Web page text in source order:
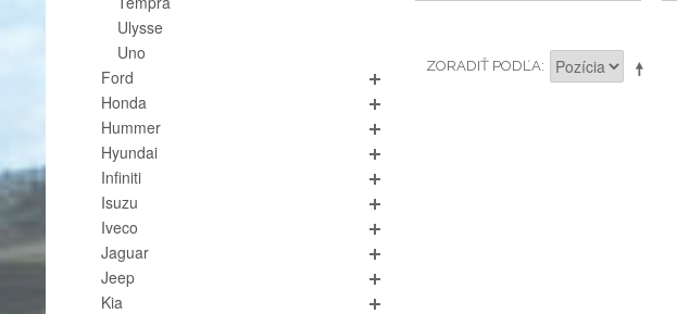
ZORADIŤ PODĽA
Ulysse
Uno
Ford
Honda
Hummer
Hyundai
Infiniti
Isuzu
Iveco
Jaguar
Jeep
Kia